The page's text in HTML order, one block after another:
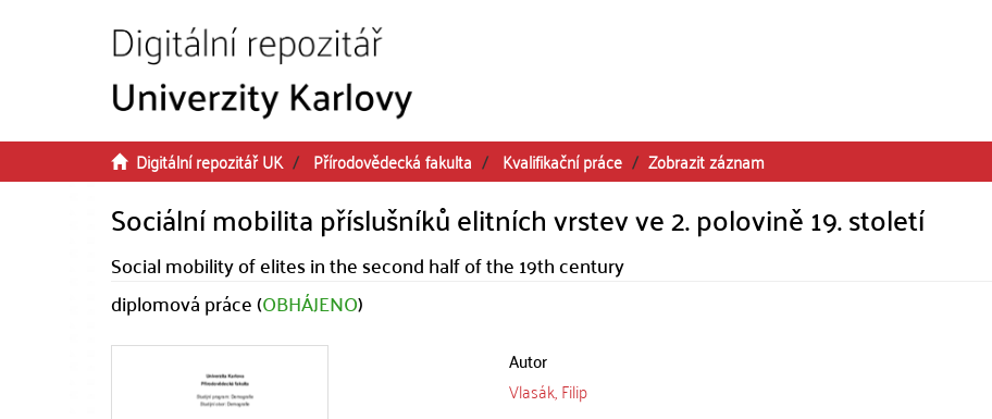
Digitální repozitář UK Přírodovědecká fakulta Kvalifikační práce Zobrazit záznam
Sociální mobilita příslušníků elitních vrstev ve 2. polovině 19. století
Social mobility of elites in the second half of the 19th century
diplomová práce (OBHÁJENO)
Autor
Vlasák, Filip